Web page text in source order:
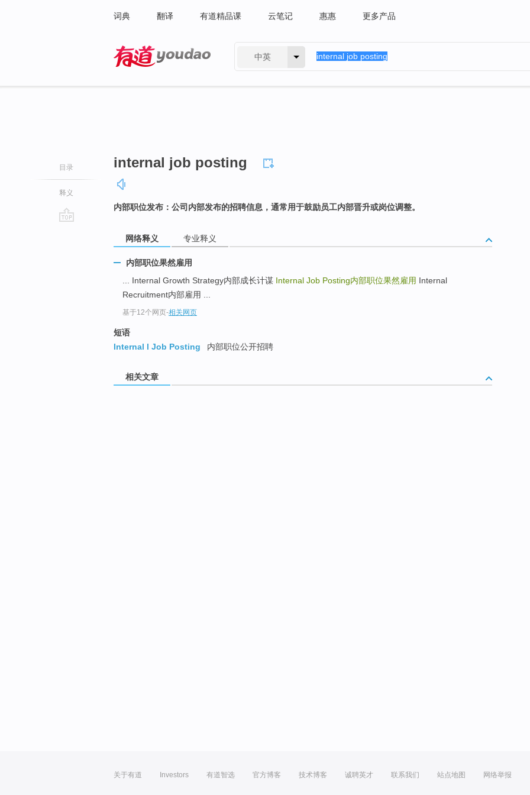
词典 翻译 有道精品课 云笔记 惠惠 更多产品
中英
目录
释义
internal job posting
内部职位发布：公司内部发布的招聘信息，通常用于鼓励员工内部晋升或岗位调整。
网络释义 专业释义
内部职位果然雇用
... Internal Growth Strategy内部成长计谋 Internal Job Posting内部职位果然雇用 Internal
Recruitment内部雇用 ...
基于12个网页-相关网页
短语
Internal l Job Posting
内部职位公开招聘
相关文章
关于有道 Investors 有道智选 官方博客 技术博客 诚聘英才 联系我们 站点地图 网络举报